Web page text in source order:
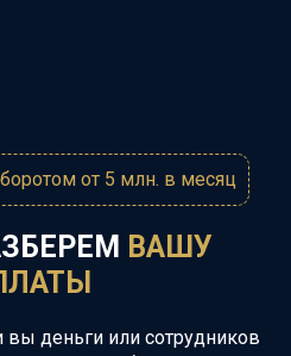
от 5 млн. в месяц
ВАШУ
вы деньги или сотрудников